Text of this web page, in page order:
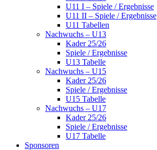
U11 I – Spiele / Ergebnisse
U11 II – Spiele / Ergebnisse
U11 Tabellen
Nachwuchs – U13
Kader 25/26
Spiele / Ergebnisse
U13 Tabelle
Nachwuchs – U15
Kader 25/26
Spiele / Ergebnisse
U15 Tabelle
Nachwuchs – U17
Kader 25/26
Spiele / Ergebnisse
U17 Tabelle
Sponsoren